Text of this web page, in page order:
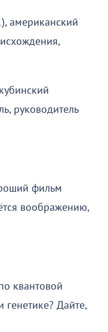
американский
руководитель
фильм
воображению,
квантовой
Дайте,